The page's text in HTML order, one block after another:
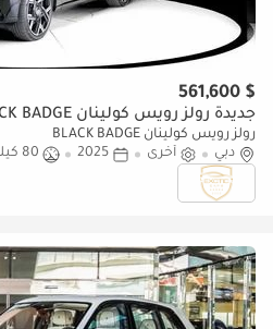
$ 561,600
جديدة رولز رويس كولينان BLACK BADGE
رولز رويس كولينان BLACK BADGE
دبي
أخرى 2025
80 كيلومتر